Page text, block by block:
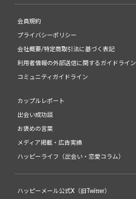
会員規約
プライバシーポリシー
会社概要/特定商取引法に基づく表記
利用者情報の外部送信に関するガイドライン
コミュニティガイドライン
カップルレポート
出会い成功談
お褒めの言葉
メディア掲載・広告実績
ハッピーライフ（出会い・恋愛コラム）
ハッピーメール公式X（旧Twitter）